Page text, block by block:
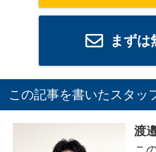
まずは
この記事を書いたスタッ
渡